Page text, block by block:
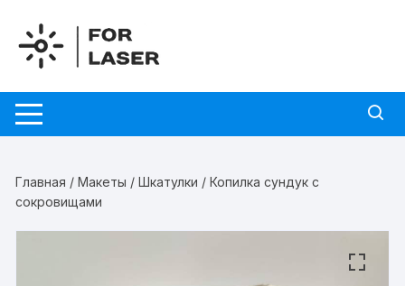
содержимому
Главная /Макеты /Шкатулки / Копилка сундук с
сокровищами